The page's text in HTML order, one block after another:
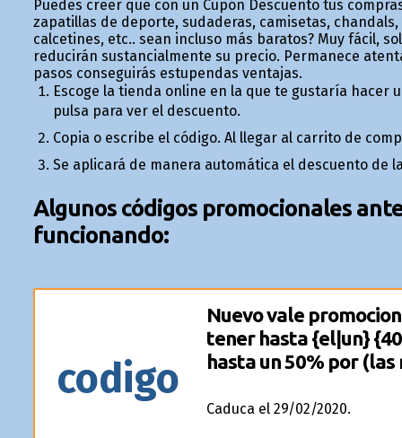
Puedes creer que con un Cupón Descuento tus
zapatillas de deporte, sudaderas, camisetas,
calcetines, etc.. sean incluso más baratos? Muy fácil,
reducirán sustancialmente su precio. Permanece
pasos conseguirás estupendas ventajas.
Escoge la tienda online en la que te gustaría hacer
pulsa para ver el descuento.
Copia o escribe el código. Al llegar al carrito de
Se aplicará de manera automática el descuento de
Algunos códigos promocionales
funcionando:
codigo
Nuevo vale
tener hasta {el|un}
hasta un 50% por (las
Caduca el 29/02/2020.